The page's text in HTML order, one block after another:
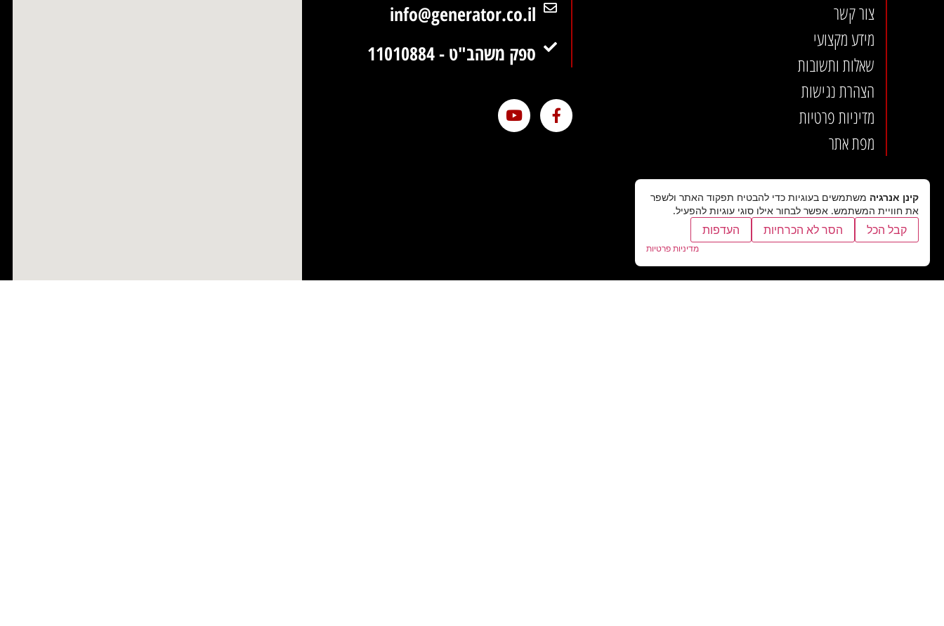
צור קשר
מידע מקצועי
שאלות ותשובות
הצהרת נגישות
מדיניות פרטיות
מפת אתר
info@generator.co.il
ספק משהב"ט - 11010884
קינן אנרגיה משתמשים בעוגיות כדי להבטיח תפקוד האתר ולשפר
את חוויית המשתמש. אפשר לבחור אילו סוגי עוגיות להפעיל.
קבל הכל הסר לא הכרחיות העדפות
מדיניות פרטיות